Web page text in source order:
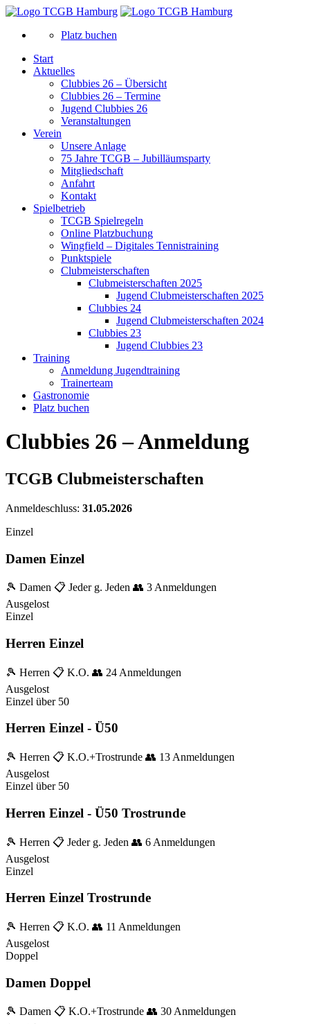
Platz buchen
Start
Aktuelles
Clubbies 26 – Übersicht
Clubbies 26 – Termine
Jugend Clubbies 26
Veranstaltungen
Verein
Unsere Anlage
75 Jahre TCGB – Jubilläumsparty
Mitgliedschaft
Anfahrt
Kontakt
Spielbetrieb
TCGB Spielregeln
Online Platzbuchung
Wingfield – Digitales Tennistraining
Punktspiele
Clubmeisterschaften
Clubmeisterschaften 2025
Jugend Clubmeisterschaften 2025
Clubbies 24
Jugend Clubmeisterschaften 2024
Clubbies 23
Jugend Clubbies 23
Training
Anmeldung Jugendtraining
Trainerteam
Gastronomie
Platz buchen
Clubbies 26 – Anmeldung
TCGB Clubmeisterschaften
Anmeldeschluss: 31.05.2026
Einzel
Damen Einzel
🎾 Damen 📋 Jeder g. Jeden 👥 3 Anmeldungen
Ausgelost
Einzel
Herren Einzel
🎾 Herren 📋 K.O. 👥 24 Anmeldungen
Ausgelost
Einzel über 50
Herren Einzel - Ü50
🎾 Herren 📋 K.O.+Trostrunde 👥 13 Anmeldungen
Ausgelost
Einzel über 50
Herren Einzel - Ü50 Trostrunde
🎾 Herren 📋 Jeder g. Jeden 👥 6 Anmeldungen
Ausgelost
Einzel
Herren Einzel Trostrunde
🎾 Herren 📋 K.O. 👥 11 Anmeldungen
Ausgelost
Doppel
Damen Doppel
🎾 Damen 📋 K.O.+Trostrunde 👥 30 Anmeldungen